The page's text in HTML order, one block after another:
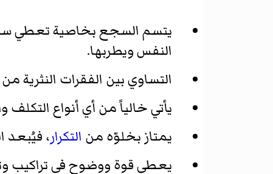
يتسم السجع بخاصية تعطي سراً
النفس ويطربها.
التساوي بين الفقرات النثرية
يأتي خالياً من أي أنواع
يمتاز بخلوّه من التكرار، فيُبعد
يعطي قوة ووضوح في تراكيب